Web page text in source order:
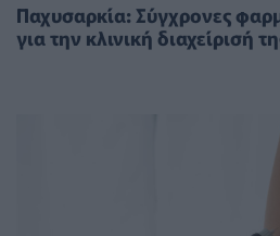
Παχυσαρκία: Σύγχρονες
για την κλινική διαχείρισή